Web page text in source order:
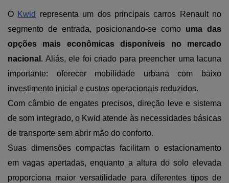
O Kwid
representa um dos principais carros Renault no
segmento de entrada, posicionando-se como uma das
opções mais econômicas disponíveis no mercado
nacional . Aliás, ele foi criado para preencher uma lacuna
importante: oferecer mobilidade urbana com baixo
investimento inicial e custos operacionais reduzidos.
Com câmbio de engates precisos, direção leve e sistema
de som integrado, o Kwid atende às necessidades básicas
de transporte sem abrir mão do conforto.
Suas dimensões compactas facilitam o estacionamento
em vagas apertadas, enquanto a altura do solo elevada
proporciona maior versatilidade para diferentes tipos de